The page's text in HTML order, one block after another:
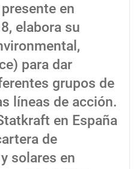
en
elabora su
para dar
grupos de
líneas de acción.
en España
de
solares en